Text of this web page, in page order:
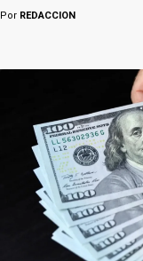
Por REDACCION